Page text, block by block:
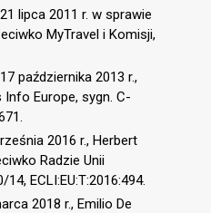
lipca 2011 r. w sprawie
MyTravel i Komisji,
października 2013 r.,
Europe, sygn. C-
2016 r., Herbert
Radzie Unii
ECLI:EU:T:2016:494.
2018 r., Emilio De